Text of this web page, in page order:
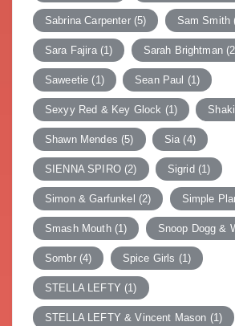
Sabrina Carpenter(5) Sam Smith
Sara Fajira(1) Sarah Brightman
Saweetie (1) Sean Paul (1)
Sexyy Red & Key Glock (1)
Shawn Mendes (5) Sia (4)
SIENNA SPIRO(2) Sigrid (1)
Simon & Garfunkel (2) Simple
Smash Mouth(1) Snoop Dogg &
Sombr(4) Spice Girls (1)
STELLA LEFTY (1)
STELLA LEFTY & Vincent Mason (1)